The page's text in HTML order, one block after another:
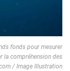
fonds pour mesurer
la compréhension des
/ Image Illustration